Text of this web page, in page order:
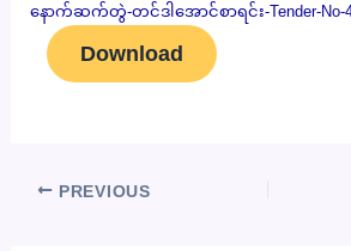
နောက်ဆက်တွဲ-တင်ဒါအောင်စာရင်း-Tender-No-
Download
PREVIOUS